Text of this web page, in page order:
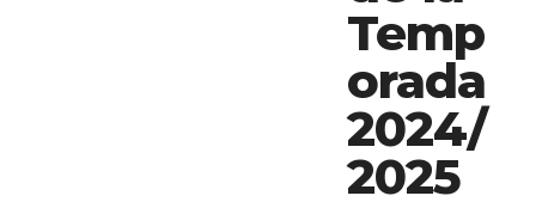
Temp
orada
2024/
2025